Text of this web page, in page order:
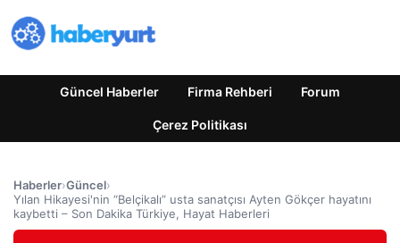
Güncel Haberler Firma Rehberi Forum
Çerez Politikası
Haberler›Güncel›
Yılan Hikayesi'nin “Belçikalı” usta sanatçısı Ayten Gökçer hayatını
kaybetti – Son Dakika Türkiye, Hayat Haberleri